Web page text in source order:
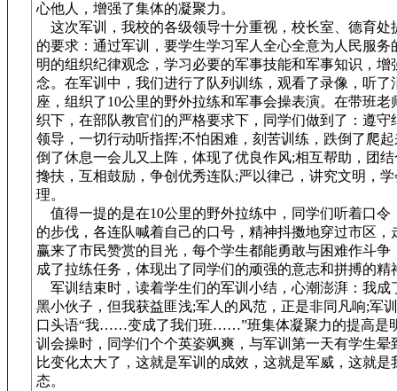
心他人，增强了集体的凝聚力。
这次军训，我校的各级领导十分重视，校长室、德育处
的要求：通过军训，要学生学习军人全心全意为人民服务
明的组织纪律观念，学习必要的军事技能和军事知识，增
念。在军训中，我们进行了队列训练，观看了录像，听了
座，组织了10公里的野外拉练和军事会操表演。在带班老
织下，在部队教官们的严格要求下，同学们做到了：遵守
领导，一切行动听指挥;不怕困难，刻苦训练，跌倒了爬
倒了休息一会儿又上阵，体现了优良作风;相互帮助，团
搀扶，互相鼓励，争创优秀连队;严以律己，讲究文明，
理。
值得一提的是在10公里的野外拉练中，同学们听着口令
的步伐，各连队喊着自己的口号，精神抖擞地穿过市区，
赢来了市民赞赏的目光，每个学生都能勇敢与困难作斗争
成了拉练任务，体现出了同学们的顽强的意志和拼搏的精
军训结束时，读着学生们的军训小结，心潮澎湃：我成
黑小伙子，但我获益匪浅;军人的风范，正是非同凡响;军
口头语“我……变成了我们班……”班集体凝聚力的提高是
训会操时，同学们个个英姿飒爽，与军训第一天有学生晕
比变化太大了，这就是军训的成效，这就是军威，这就是
态。